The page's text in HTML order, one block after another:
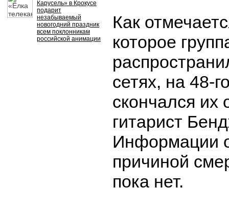
Карусель» в Крокусе
подарит
незабываемый
новогодний праздник
всем поклонникам
российской анимации
Как
которое
сетях, на 48-
скончался их
гитарист
Информации
причиной
пока нет.